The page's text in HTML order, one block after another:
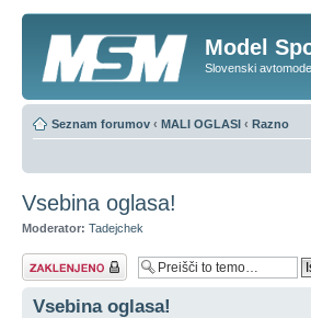
Model
Slovenski
Seznam forumov ‹ MALI OGLASI ‹ Razno
Vsebina oglasa!
Moderator: Tadejchek
Tema je zaklenjena
Vsebina oglasa!